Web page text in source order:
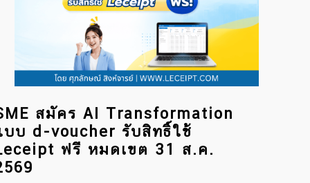
สมัคร AI Transformation
บบ d-voucher รับสิทธิ์ใช้
ฟรี หมดเขต 31 ส.ค.